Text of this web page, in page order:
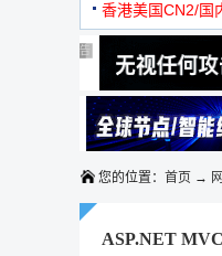
机
香港美国CN2/国
广告 商业广告，理性选择
广告 商业广告，理性选择
广告 商业广告，理性选择
广告 商业广告，理性选择
您的位置： 首页 →
ASP.NET